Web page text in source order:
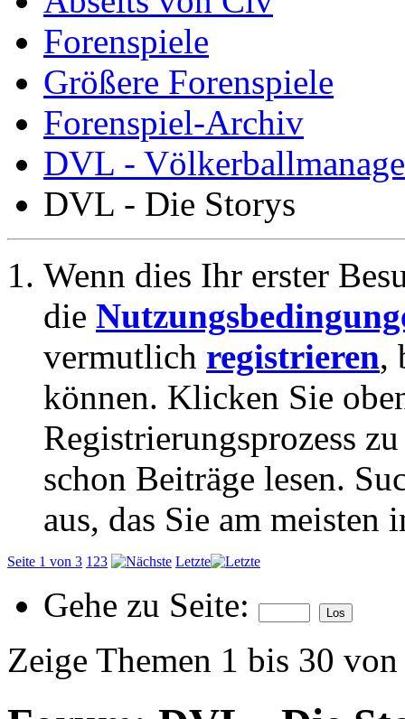
Forenspiele
Größere Forenspiele
Forenspiel-Archiv
DVL -
DVL - Die Storys
Wenn dies Ihr erster
die
vermutlich registrieren,
können. Klicken Sie
Registrierungsprozess
schon Beiträge lesen.
aus, das Sie am meisten
Seite 1 von 3 1 23 Letzte
Gehe zu Seite:
Zeige Themen 1 bis 30